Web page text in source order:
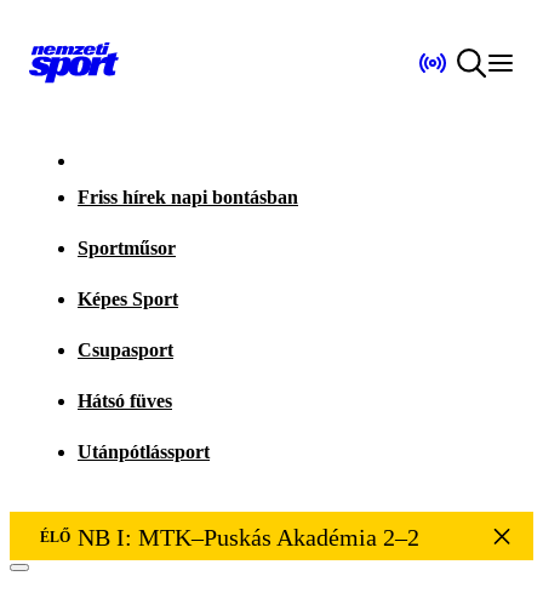
Friss hírek napi bontásban
Sportműsor
Képes Sport
Csupasport
Hátsó füves
Utánpótlássport
ÉLŐ NB I: MTK–Puskás Akadémia 2–2